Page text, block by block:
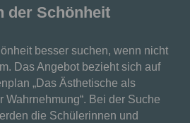
der Schönheit
besser suchen, wenn nicht
Das Angebot bezieht sich auf
„Das Ästhetische als
Wahrnehmung“. Bei der Suche
die Schülerinnen und